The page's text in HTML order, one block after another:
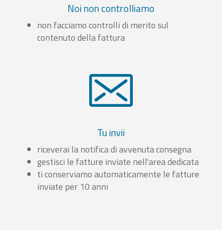
Noi non controlliamo
non facciamo controlli di merito sul
contenuto della fattura
Tu invii
riceverai la notifica di avvenuta consegna
gestisci le fatture inviate nell'area dedicata
ti conserviamo automaticamente le fatture
inviate per 10 anni